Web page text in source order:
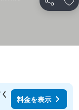
シェア お
料金を表示